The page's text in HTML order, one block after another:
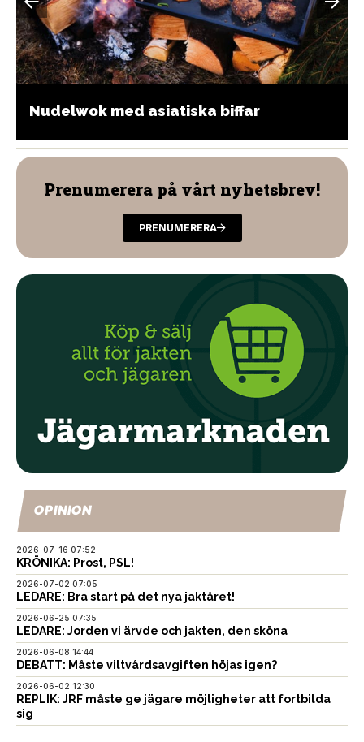
Nudelwok med asiatiska biffar
Prenumerera på vårt nyhetsbrev!
PRENUMERERA
OPINION
2026-07-16 07:52
KRÖNIKA: Prost, PSL!
2026-07-02 07:05
LEDARE: Bra start på det nya jaktåret!
2026-06-25 07:35
LEDARE: Jorden vi ärvde och jakten, den sköna
2026-06-08 14:44
DEBATT: Måste viltvårdsavgiften höjas igen?
2026-06-02 12:30
REPLIK: JRF måste ge jägare möjligheter att fortbilda
sig